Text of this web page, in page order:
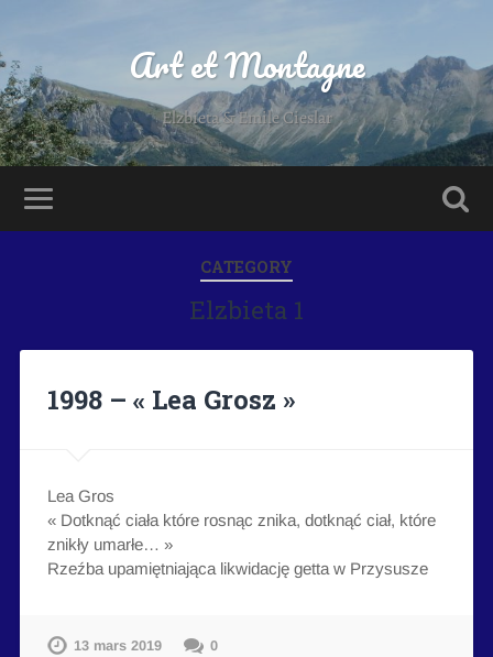
Art et Montagne
Elzbieta & Emile Cieslar
CATEGORY
Elzbieta 1
1998 – « Lea Grosz »
Lea Gros
« Dotknąć ciała które rosnąc znika, dotknąć ciał, które
znikły umarłe… »
Rzeźba upamiętniająca likwidację getta w Przysusze
13 mars 2019 0